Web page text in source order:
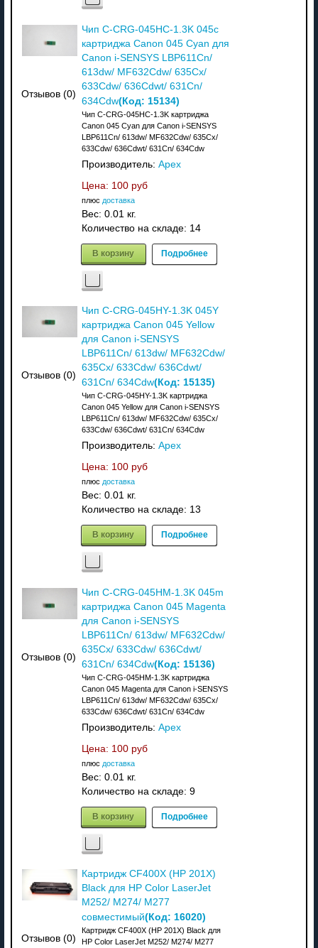
Отзывов (0)
Чип C-CRG-045HC-1.3K 045c
картриджа Canon 045 Cyan для
Canon i-SENSYS LBP611Cn/
613dw/ MF632Cdw/ 635Cx/
633Cdw/ 636Cdwt/ 631Cn/
634Cdw(Код: 15134)
Чип C-CRG-045HC-1.3K картриджа
Canon 045 Cyan для Canon i-SENSYS
LBP611Cn/ 613dw/ MF632Cdw/ 635Cx/
633Cdw/ 636Cdwt/ 631Cn/ 634Cdw
Производитель: Apex
Цена: 100 руб
плюс доставка
Вес: 0.01 кг.
Количество на складе: 14
В корзину Подробнее
Отзывов (0)
Чип C-CRG-045HY-1.3K 045Y
картриджа Canon 045 Yellow
для Canon i-SENSYS
LBP611Cn/ 613dw/ MF632Cdw/
635Cx/ 633Cdw/ 636Cdwt/
631Cn/ 634Cdw(Код: 15135)
Чип C-CRG-045HY-1.3K картриджа
Canon 045 Yellow для Canon i-SENSYS
LBP611Cn/ 613dw/ MF632Cdw/ 635Cx/
633Cdw/ 636Cdwt/ 631Cn/ 634Cdw
Производитель: Apex
Цена: 100 руб
плюс доставка
Вес: 0.01 кг.
Количество на складе: 13
В корзину Подробнее
Отзывов (0)
Чип C-CRG-045HM-1.3K 045m
картриджа Canon 045 Magenta
для Canon i-SENSYS
LBP611Cn/ 613dw/ MF632Cdw/
635Cx/ 633Cdw/ 636Cdwt/
631Cn/ 634Cdw(Код: 15136)
Чип C-CRG-045HM-1.3K картриджа
Canon 045 Magenta для Canon i-SENSYS
LBP611Cn/ 613dw/ MF632Cdw/ 635Cx/
633Cdw/ 636Cdwt/ 631Cn/ 634Cdw
Производитель: Apex
Цена: 100 руб
плюс доставка
Вес: 0.01 кг.
Количество на складе: 9
В корзину Подробнее
Отзывов (0)
Картридж CF400X (HP 201X)
Black для HP Color LaserJet
M252/ M274/ M277
совместимый(Код: 16020)
Картридж CF400X (HP 201X) Black для
HP Color LaserJet M252/ M274/ M277